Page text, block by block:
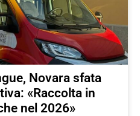
Novara sfata
«Raccolta in
nel 2026»